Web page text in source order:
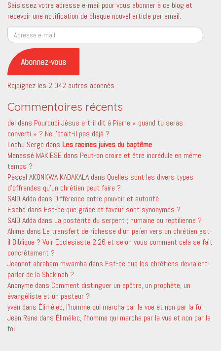
Saisissez votre adresse e-mail pour vous abonner à ce blog et
recevoir une notification de chaque nouvel article par email.
Adresse
e-
mail
Abonnez-vous
Rejoignez les 2 042 autres abonnés
Commentaires récents
del dans Pourquoi Jésus a-t-il dit à Pierre « quand tu seras
converti » ? Ne l’était-il pas déjà ?
Lochu Serge dans Les racines juives du baptême
Manassé MAKIESE dans Peut-on croire et être incrédule en même
temps ?
Pascal AKONKWA KADAKALA dans Quelles sont les divers types
d’offrandes qu’un chrétien peut faire ?
SAID Adda dans Différence entre pouvoir et autorité
Esehe dans Est-ce que grâce et faveur sont synonymes ?
SAID Adda dans La postérité du serpent ; humaine ou reptilienne ?
Ahima dans Le transfert de richesse d’un païen vers un chrétien est-
il Biblique ? Voir Ecclesiaste 2:26 et selon vous comment cela se fait
concrètement ?
Jeannot abraham mwamba dans Est-ce que les chrétiens devraient
parler de la Shekinah ?
Anonyme dans Comment distinguer un apôtre, un prophète, un
évangéliste et un pasteur ?
yvan dans Élimélec, l’homme qui marcha par la vue et non par la foi
Jean Rene dans Élimélec, l’homme qui marcha par la vue et non par la
foi